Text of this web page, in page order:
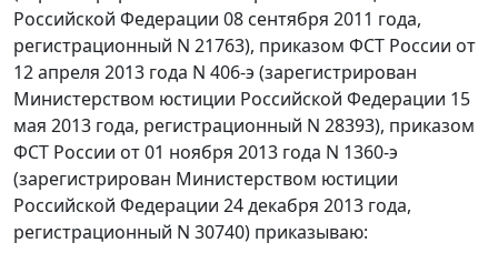
Российской Федерации 08 сентября 2011 года,
регистрационный N 21763), приказом ФСТ России от
12 апреля 2013 года N 406-э (зарегистрирован
Министерством юстиции Российской Федерации 15
мая 2013 года, регистрационный N 28393), приказом
ФСТ России от 01 ноября 2013 года N 1360-э
(зарегистрирован Министерством юстиции
Российской Федерации 24 декабря 2013 года,
регистрационный N 30740) приказываю: